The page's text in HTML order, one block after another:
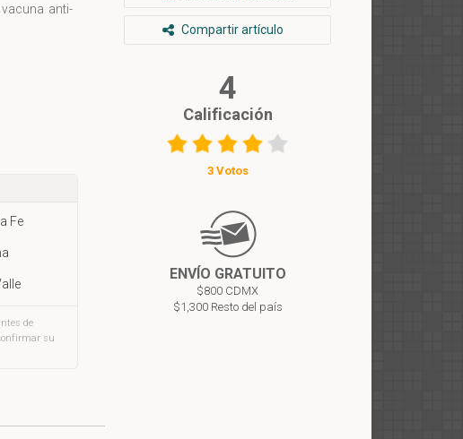
anti-
Fe
de
su
Compartir artículo
4
Calificación
3 Votos
ENVÍO GRATUITO
$800 CDMX
$1,300 Resto del país